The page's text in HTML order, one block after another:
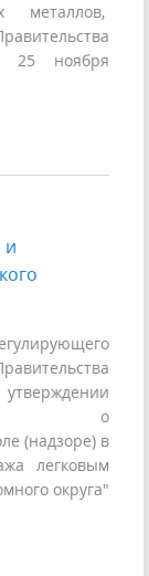
металлов,
25 ноября
и
о
(надзоре) в
легковым
округа"